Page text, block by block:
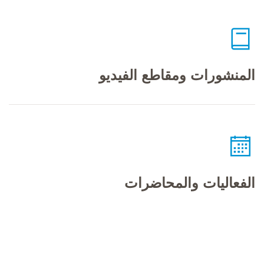
المنشورات ومقاطع الفيديو
الفعاليات والمحاضرات